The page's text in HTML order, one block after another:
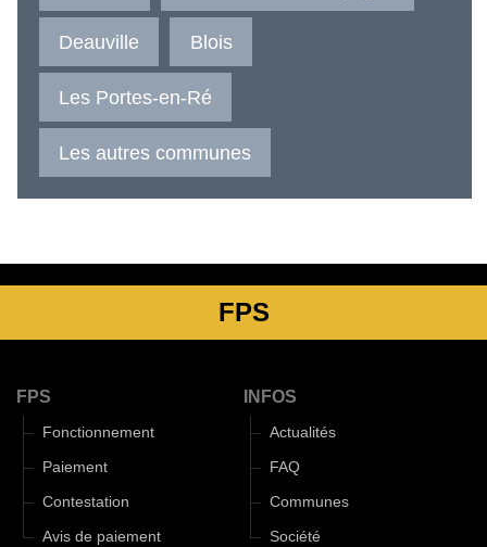
Deauville Blois
Les Portes-en-Ré
Les autres communes
FPS
FPS
Fonctionnement
Paiement
Contestation
Avis de paiement
INFOS
Actualités
FAQ
Communes
Société